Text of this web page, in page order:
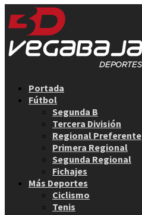
Portada
Fútbol
Segunda B
Tercera División
Regional Preferente
Primera Regional
Segunda Regional
Fichajes
Más Deportes
Ciclismo
Tenis